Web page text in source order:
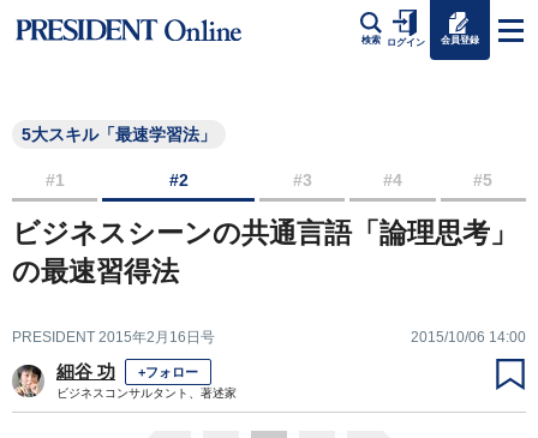
検索 ログイン 会員登録
5大スキル「最速学習法」
#1 #2 #3 #4 #5
ビジネスシーンの共通言語「論理思考」
の最速習得法
PRESIDENT 2015年2月16日号 2015/10/06 14:00
細谷 功 +フォロー
ビジネスコンサルタント、著述家